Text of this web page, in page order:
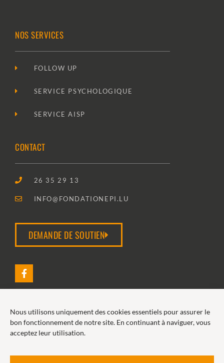
Nous utilisons uniquement des cookies essentiels pour assurer le
bon fonctionnement de notre site. En continuant à naviguer, vous
acceptez leur utilisation.
NOS SERVICES
FOLLOW UP
SERVICE PSYCHOLOGIQUE
SERVICE AISP
CONTACT
26 35 29 13
INFO@FONDATIONEPI.LU
DEMANDE DE SOUTIEN
2026 FONDATION EPI